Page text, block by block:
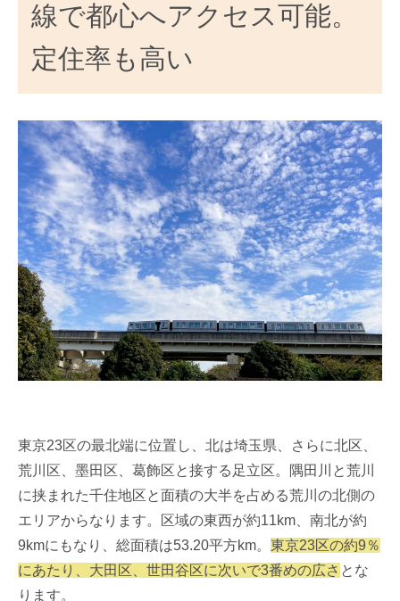
線で都心へアクセス可能。
定住率も高い
東京23区の最北端に位置し、北は埼玉県、さらに北区、
荒川区、墨田区、葛飾区と接する足立区。隅田川と荒川
に挟まれた千住地区と面積の大半を占める荒川の北側の
エリアからなります。区域の東西が約11km、南北が約
9kmにもなり、総面積は53.20平方km。 東京23区の約9％
にあたり、大田区、世田谷区に次いで3番めの広さ とな
ります。